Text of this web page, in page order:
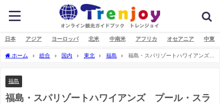
日本 アジア ヨーロッパ 北米 中南米 アフリカ オセアニア 中東
ホーム 総合 国内 東北 福島
福島・スパリゾートハワイアンズ
福島
福島・スパリゾートハワイアンズ プール・スラ